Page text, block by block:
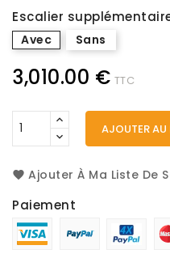
crème
572-
Escalier
Avec Sans
3,010.00 € TTC
AJOUTER AU
Ajouter À Ma Liste De
Paiement